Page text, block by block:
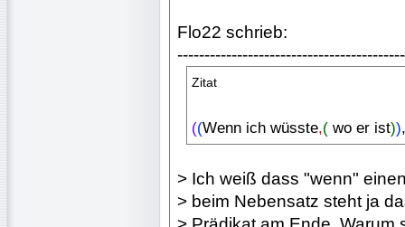
Flo22 schrieb:
Zitat
((Wenn ich wüsste,( wo er ist))
> Ich weiß dass "wenn"
> beim Nebensatz steht ja